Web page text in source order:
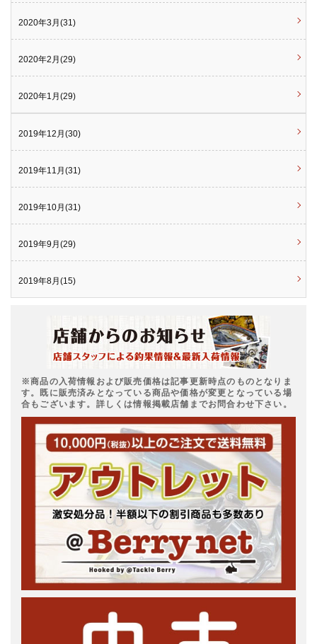
2020年3月(31)
2020年2月(29)
2020年1月(29)
2019年12月(30)
2019年11月(31)
2019年10月(31)
2019年9月(29)
2019年8月(15)
※商品の入荷情報および販売価格は記事更新時点のものとなりま
す。既に販売済みとなっている商品や価格が変更となっている場
合もございます。詳しくは情報掲載店舗までお問合わせ下さい。